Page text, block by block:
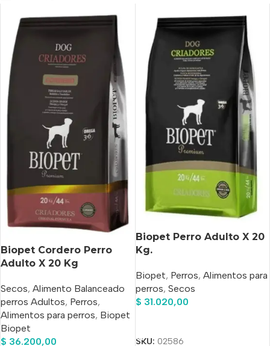
Biopet Cordero Perro
Adulto X 20 Kg
Secos, Alimento Balanceado
perros Adultos, Perros,
Alimentos para perros, Biopet
Biopet
$ 36.200,00
Biopet Perro Adulto X 20
Kg.
Biopet, Perros, Alimentos para
perros, Secos
$ 31.020,00
SKU: 02586